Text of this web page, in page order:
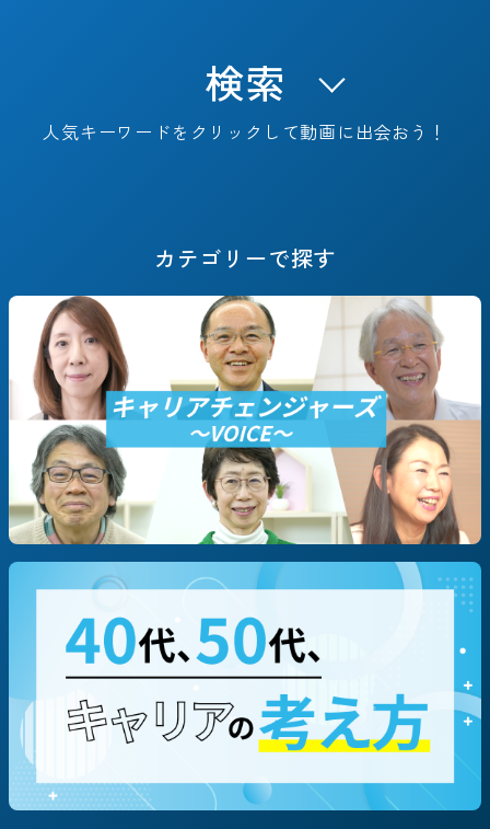
検索
人気キーワードをクリックして動画に出会おう！
キャリアフェーズで探す
#決断までのSTORY
#これからのSTORY
#定年退職
#早期退職
#転職/再就職
#起業
職種別に探す
#技術/開発職/エンジニア
#営業
#企画/マーケ
#専門職（コンサルタント等）
テーマ・働き方別に探す
カテゴリーで探す